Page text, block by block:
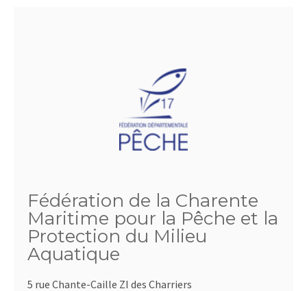
Fédération de la Charente
Maritime pour la Pêche et la
Protection du Milieu
Aquatique
5 rue Chante-Caille ZI des Charriers